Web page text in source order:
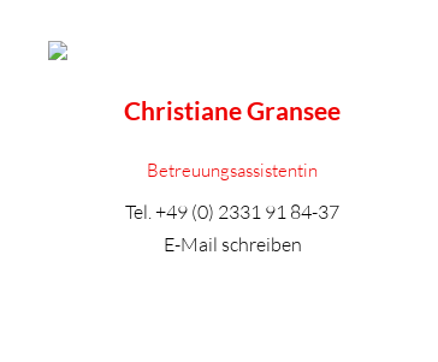
Christiane Gransee
Betreuungsassistentin
Tel. +49 (0) 2331 91 84-37
E-Mail schreiben